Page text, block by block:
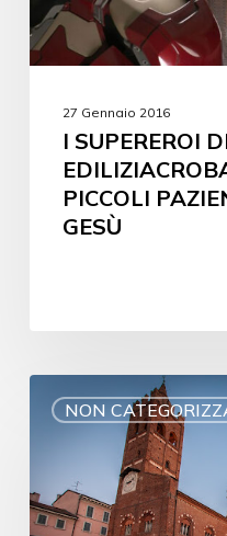
27 Gennaio 2016
I SUPEREROI
PICCOLI
GESÙ
NON